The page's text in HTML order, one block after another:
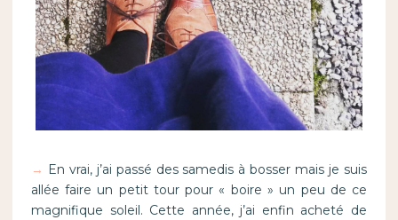
→ En vrai, j’ai passé des samedis à bosser mais je suis
allée faire un petit tour pour « boire » un peu de ce
magnifique soleil. Cette année, j’ai enfin acheté de